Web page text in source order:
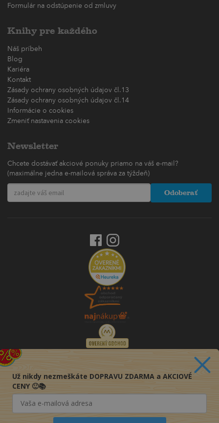
Formulár na odstúpenie od zmluvy
Knihy pre každého
Náš príbeh
Blog
Kariéra
Kontakt
Zásady ochrany osobných údajov čl.13
Zásady ochrany osobných údajov čl.14
Informácie o cookies
Zmeniť nastavenia cookies
Newsletter
Chcete dostávať akciové ponuky priamo na váš e-mail?
(maximálne jedna e-mailová správa za týždeň)
Odoberať
Už nikdy nezmeškáte DOPRAVU ZDARMA a AKCIOVÉ
CENY 🙂📚